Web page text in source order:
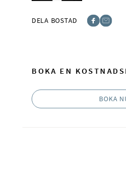
DELA BOSTAD
BOKA EN
BOKA